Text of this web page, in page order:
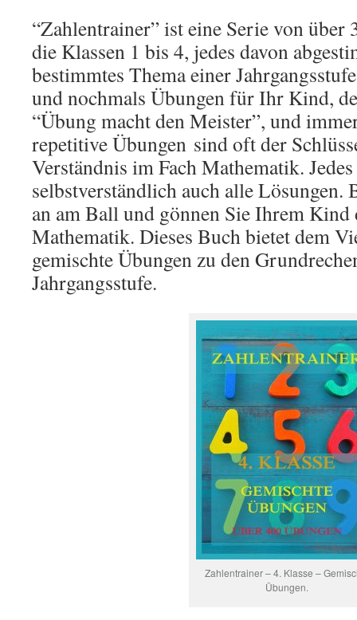
“Zahlentrainer” ist eine Serie von
die Klassen 1 bis 4, jedes davon
bestimmtes Thema einer
und nochmals Übungen für Ihr Kind,
“Übung macht den Meister”, und
repetitive Übungen sind oft der
Verständnis im Fach Mathematik.
selbstverständlich auch alle Lösungen.
an am Ball und gönnen Sie Ihrem
Mathematik. Dieses Buch bietet dem
gemischte Übungen zu den
Jahrgangsstufe.
Zahlentrainer – 4. Klasse –
Übungen.